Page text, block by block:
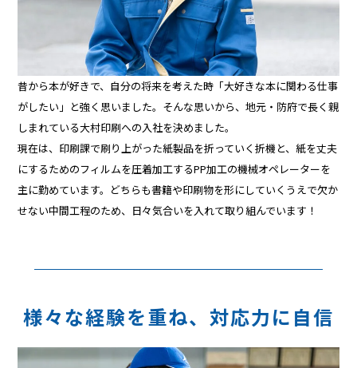
昔から本が好きで、自分の将来を考えた時「大好きな本に関わる仕事
がしたい」と強く思いました。そんな思いから、地元・防府で長く親
しまれている大村印刷への入社を決めました。
現在は、印刷課で刷り上がった紙製品を折っていく折機と、紙を丈夫
にするためのフィルムを圧着加工するPP加工の機械オペレーターを
主に勤めています。どちらも書籍や印刷物を形にしていくうえで欠か
せない中間工程のため、日々気合いを入れて取り組んでいます！
様々な経験を重ね、対応力に自信